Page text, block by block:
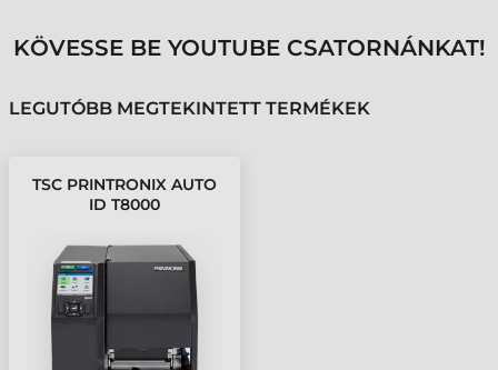
KÖVESSE BE YOUTUBE CSATORNÁNKAT!
LEGUTÓBB MEGTEKINTETT TERMÉKEK
TSC PRINTRONIX AUTO
ID T8000